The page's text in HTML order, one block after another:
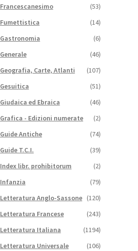
Francescanesimo
(53)
Fumettistica
(14)
Gastronomia
(6)
Generale
(46)
Geografia, Carte, Atlanti
(107)
Gesuitica
(51)
Giudaica ed Ebraica
(46)
Grafica - Edizioni numerate
(2)
Guide Antiche
(74)
Guide T.C.I.
(39)
Index libr. prohibitorum
(2)
Infanzia
(79)
Letteratura Anglo-Sassone (120)
Letteratura Francese
(243)
Letteratura Italiana
(1194)
Letteratura Universale
(106)